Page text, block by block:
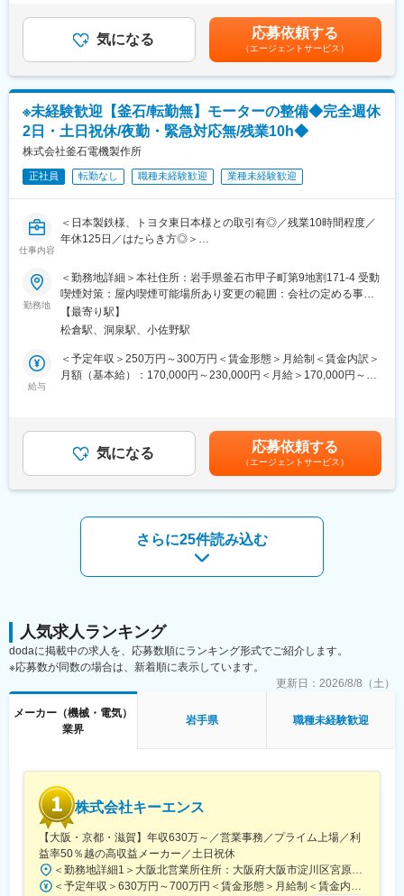
造の技術は求められており、大手企業からのニーズに応えており
ます。特に、鋳造の技術は、国内トップ5に位置する技術力を誇り
ます。また鋳造・鍛造・加工の技術を持つ企業は国内で唯一であ
り、これらを組み合わせた同社にしかできない技術への引き合い
が高まっております。
変更の範囲：会社の定める業務
■製品の強み：
同社のドリルは、あらゆる建築現場、工事現場で使用されます。
トンネル・橋梁・鉄道などの大規模インフラの整備から、水道・
い、環境に配慮した製品を提供するなど、各業界から高い評価を
獲得しています。また、高品質高性能な同社の製品を積極的にグ
ローバルにも展開し、アジア地域だけでなく、ヨーロッパやアメ
リカでも販売しています。
■競合優位性について
ドリルとアンカーをワンストップで提供する「ドリル＆アンカー
で、コンクリートドリルビット分野では、国内トップクラスのシ
ェアとなっています。
■業務内容：
電動ドリル刃先や建設用ファスニング資材の製品開発（新規製
品、技術、設備等の調査、企画）をお任せいたします。
※同社の岩手工場での就業を前提に検討しているため、転勤等は想
※就業にあたり転居を必要とされる場合には、転居先家賃のうち3
万円を会社負担いたします。
配属先の開発製造部開発技術課には7名が在籍し経験豊富なメンバ
ーと共に働けます。（50代2名、40代1名、30代3名、20代1名）
クライフバランスが整った環境が魅力です。
変更の範囲：会社の定める業務
スキルにより決定します。※実績、努力の結果が昇給、昇進、賞与
に反映されます。■昇給：年1回（4月）■賞与：年2回（7月、12
月）賃金はあくまでも目安の金額であり、選考を通じて上下する
可能性があります。月給(月額)は固定手当を含めた表記です。
気になる 応募依頼する
（エージェントサービス）
※未経験歓迎【釜石/転勤無】モーターの整備◆完全週休
2日・土日祝休/夜勤・緊急対応無/残業10h◆
株式会社釜石電機製作所
正社員 転勤なし 職種未経験歓迎 業種未経験歓迎
仕事内容
＜日本製鉄様、トヨタ東日本様との取引有◎／残業10時間程度／
年休125日／はたらき方◎＞
■仕事内容：
当社は大手製造業や各種発電所などで使われる産業用モーターや
ポンプのメンテナンス・修理を行っています。モーター・ポンプ
のメンテナンスや、モーター用コイルの製作・巻替をお任せいた
します。
■業務内容詳細：
＜メンテナンス＞
験をして完成です。なお、摩耗や損傷がある部品については、溶
射等の各種の機械加工を施して再生します。
・整備する機器は、大きいものになると５ｔ以上のものもありま
ともあります。
出張エリア：東北、関東
頻度：月に2～3回（1回1～2泊）
はめて巻き、成形・絶縁処理をした後にモーターに入れていく作
業になります。１台ごとに型は毎回異なり、コイルの形状や巻き
数なども異なります。
・メンテナンス同様に、コイルの巻替・製作も複数名で行いま
す。
■組織構成：こちらのポジションには12名が在籍しております。
・主に自社工場および現場でのOJTを予定しています。入社後
は、まず補助として入っていただき、徐々にお任せする仕事を増
やしていく予定です。ベテラン技術者が多くおりますので、丁寧
に教えます。
■会社概要：
1949年創業以来、日本製鉄釜石製鉄所の協力会社として、電動
機・ポンプなど回転機器の修理・メンテナンスを通じ設備の安定
勤務地
＜勤務地詳細＞本社住所：岩手県釜石市甲子町第9地割171-4 受動
喫煙対策：屋内喫煙可能場所あり変更の範囲：会社の定める事業
所【最寄り駅】
松倉駅、洞泉駅、小佐野駅
給与
＜予定年収＞250万円～300万円＜賃金形態＞月給制＜賃金内訳＞
月額（基本給）：170,000円～230,000円＜月給＞170,000円～
は固定手当を含めた表記です。
気になる 応募依頼する
（エージェントサービス）
さらに25件読み込む
人気求人ランキング
dodaに掲載中の求人を、応募数順にランキング形式でご紹介します。
※応募数が同数の場合は、新着順に表示しています。
更新日： 2026/8/8（土）
メーカー（機械・電気）
業界
岩手県 職種未経験歓迎
株式会社キーエンス
【大阪・京都・滋賀】年収630万～／営業事務／プライム上場／利
益率50％越の高収益メーカー／土日祝休